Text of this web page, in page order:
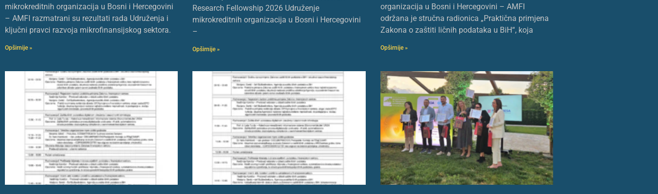
mikrokreditnih organizacija u Bosni i Hercegovini
– AMFI razmatrani su rezultati rada Udruženja i
ključni pravci razvoja mikrofinansijskog sektora.
Opširnije »
Research Fellowship 2026 Udruženje
mikrokreditnih organizacija u Bosni i Hercegovini
–
Opširnije »
organizacija u Bosni i Hercegovini – AMFI
održana je stručna radionica „Praktična primjena
Zakona o zaštiti ličnih podataka u BiH“, koja
Opširnije »